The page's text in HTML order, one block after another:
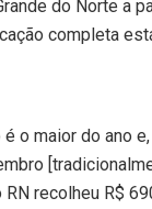
do Norte a
completa
é o maior do ano
RN recolheu R$